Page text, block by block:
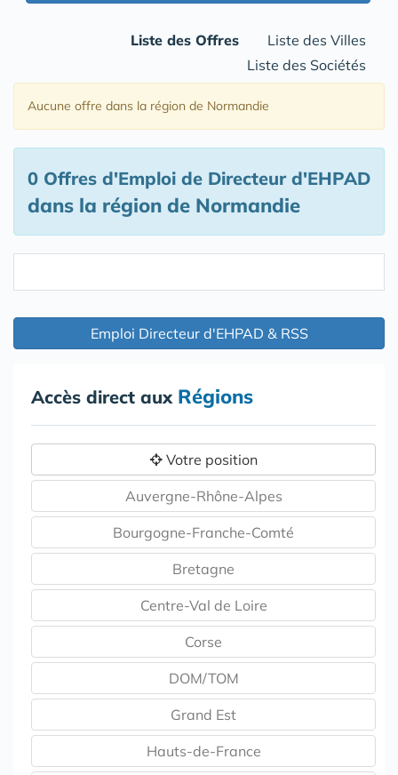
Liste des Offres
Liste des Villes
Liste des Sociétés
Aucune offre dans la région de Normandie
0 Offres d'Emploi de Directeur d'EHPAD
dans la région de Normandie
Emploi Directeur d'EHPAD & RSS
Accès direct aux Régions
Votre position
Auvergne-Rhône-Alpes
Bourgogne-Franche-Comté
Bretagne
Centre-Val de Loire
Corse
DOM/TOM
Grand Est
Hauts-de-France